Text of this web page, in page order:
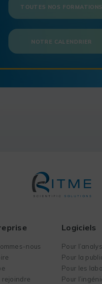
TOUTES NOS FORMATIONS
NOTRE CALENDRIER
nous
rejoindre
Logiciels
Pour
Pour la
Pour les
Pour